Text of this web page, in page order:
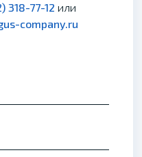
318-77-12 или
company.ru